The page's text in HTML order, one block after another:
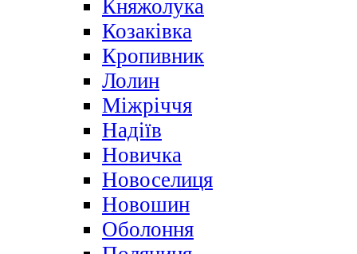
Княжолука
Козаківка
Кропивник
Лолин
Міжріччя
Надіїв
Новичка
Новоселиця
Новошин
Оболоння